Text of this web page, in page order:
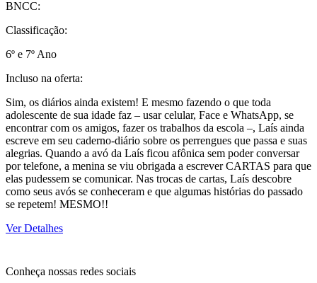
BNCC:
Classificação:
6º e 7º Ano
Incluso na oferta:
Sim, os diários ainda existem! E mesmo fazendo o que toda
adolescente de sua idade faz – usar celular, Face e WhatsApp, se
encontrar com os amigos, fazer os trabalhos da escola –, Laís ainda
escreve em seu caderno-diário sobre os perrengues que passa e suas
alegrias. Quando a avó da Laís ficou afônica sem poder conversar
por telefone, a menina se viu obrigada a escrever CARTAS para que
elas pudessem se comunicar. Nas trocas de cartas, Laís descobre
como seus avós se conheceram e que algumas histórias do passado
se repetem! MESMO!!
Ver Detalhes
Conheça nossas redes sociais